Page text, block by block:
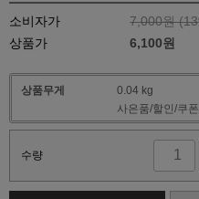
소비자가 7,000원 (13
상품가
6,100원
상품무게
0.04 kg
사은품/할인/쿠
수량